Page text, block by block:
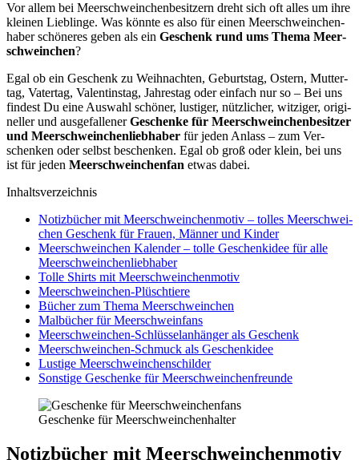
Vor allem bei Meer­schwein­chen­be­sit­zern dreht sich oft alles um ihre
klei­nen Lieb­lin­ge. Was könn­te es also für einen Meer­schwein­chen­
ha­ber schö­ne­res geben als ein Geschenk rund ums The­ma Meer­
schwein­chen?
Egal ob ein Geschenk zu Weih­nach­ten, Geburts­tag, Ostern, Mut­ter­
tag, Vater­tag, Valen­tins­tag, Jah­res­tag oder ein­fach nur so – Bei uns
fin­dest Du eine Aus­wahl schö­ner, lus­ti­ger, nütz­li­cher, wit­zi­ger, ori­gi­
nel­ler und aus­ge­fal­le­nerGeschen­ke für Meer­schwein­chen­be­sit­zer
und Meer­schwein­chen­lieb­ha­ber für jeden Anlass – zum Ver­
schen­ken oder selbst beschen­ken. Egal ob groß oder klein, bei uns
ist für jeden Meer­schwein­chen­fan etwas dabei.
Inhalts­ver­zeich­nis
Notiz­bü­cher mit Meer­schwein­chen­mo­tiv – tol­les Meer­schwei­
chen Geschenk für Frau­en, Män­ner und Kin­der
Meer­schwein­chen Kalen­der – tol­le Geschenk­idee für alle
Meer­schwein­chen­lieb­ha­ber
Tol­le Shirts mit Meer­schwein­chen­mo­tiv
Meer­schwein­chen-Plüsch­tie­re
Bücher zum The­ma Meer­schwein­chen
Mal­bü­cher für Meer­schwein­fans
Meer­schwein­chen-Schlüs­sel­an­hän­ger als Geschenk
Meer­schwein­chen-Schmuck als Geschenk­idee
Lus­ti­ge Meer­schwein­chen­schil­der
Sons­ti­ge Geschen­ke für Meer­schwein­chen­freun­de
Geschen­ke für Meer­schwein­chen­hal­ter
Notiz­bü­cher mit Meer­schwein­chen­mo­tiv